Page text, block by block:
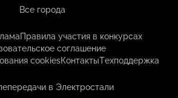
Все города
Правила участия в конкурсах
соглашение
cookiesКонтактыТехподдержка
в Электростали